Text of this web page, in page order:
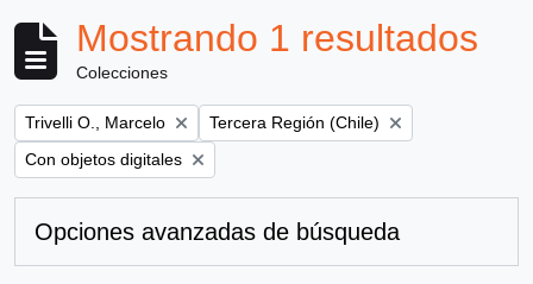
Mostrando 1 resultados
Colecciones
Remove filter:
Trivelli O., Marcelo Remove filter:
Tercera Región (Chile)
Remove filter:
Con objetos digitales
Opciones avanzadas de búsqueda